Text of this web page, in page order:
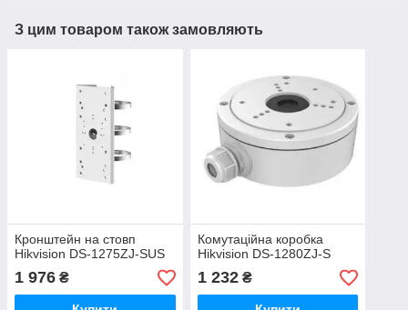
З цим товаром також замовляють
Кронштейн на стовп
Hikvision DS-1275ZJ-SUS
1 976 ₴
Комутаційна коробка
Hikvision DS-1280ZJ-S
1 232₴